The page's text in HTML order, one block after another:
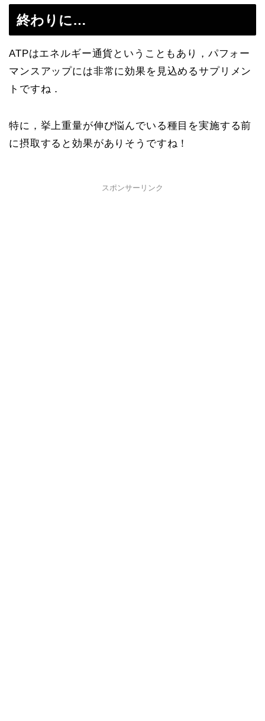
終わりに…
ATPはエネルギー通貨ということもあり，パフォー
マンスアップには非常に効果を見込めるサプリメン
トですね．
特に，挙上重量が伸び悩んでいる種目を実施する前
に摂取すると効果がありそうですね！
スポンサーリンク